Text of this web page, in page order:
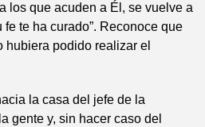
los que acuden a Él, se vuelve a
fe te ha curado”. Reconoce que
hubiera podido realizar el
la casa del jefe de la
gente y, sin hacer caso del